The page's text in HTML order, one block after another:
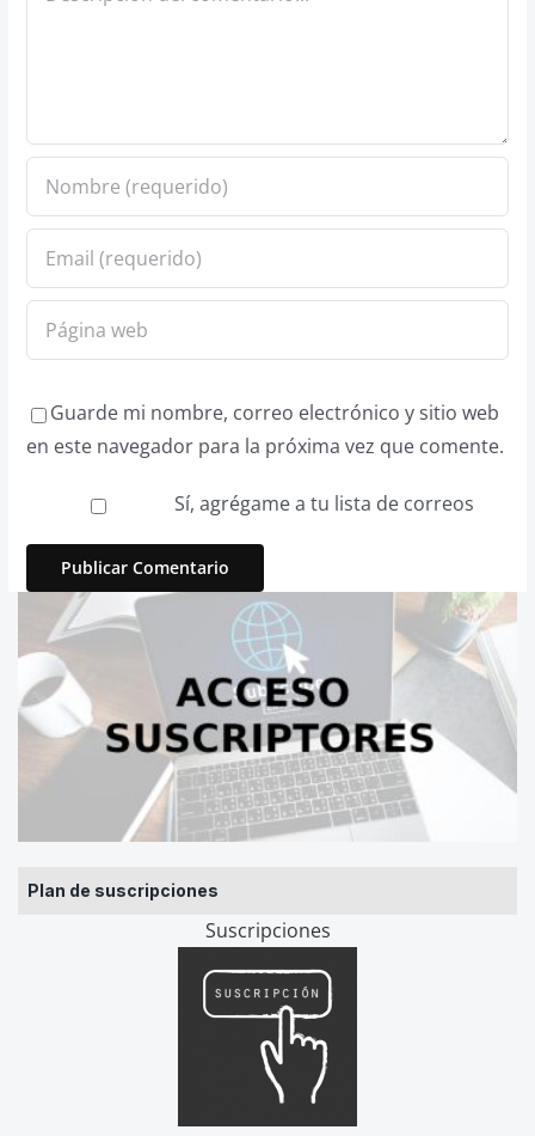
Plan de suscripciones
Suscripciones
Guarde mi nombre, correo electrónico y sitio web
en este navegador para la próxima vez que comente.
Sí, agrégame a tu lista de correos